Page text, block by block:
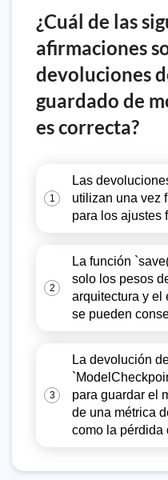
¿Cuál de las
afirmaciones
devoluciones
guardado de
es correcta?
1
Las
utilizan una vez
para los ajustes
2
La función
solo los pesos
arquitectura y el
se pueden
3
La devolución
para guardar el
de una métrica
como la pérdida